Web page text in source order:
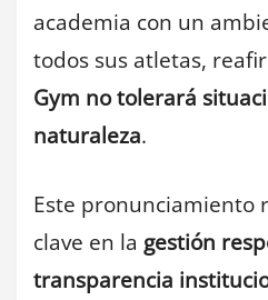
academia con un
todos sus atletas,
Gym no tolerará
naturaleza.
Este pronunciamiento
clave en la gestión
transparencia